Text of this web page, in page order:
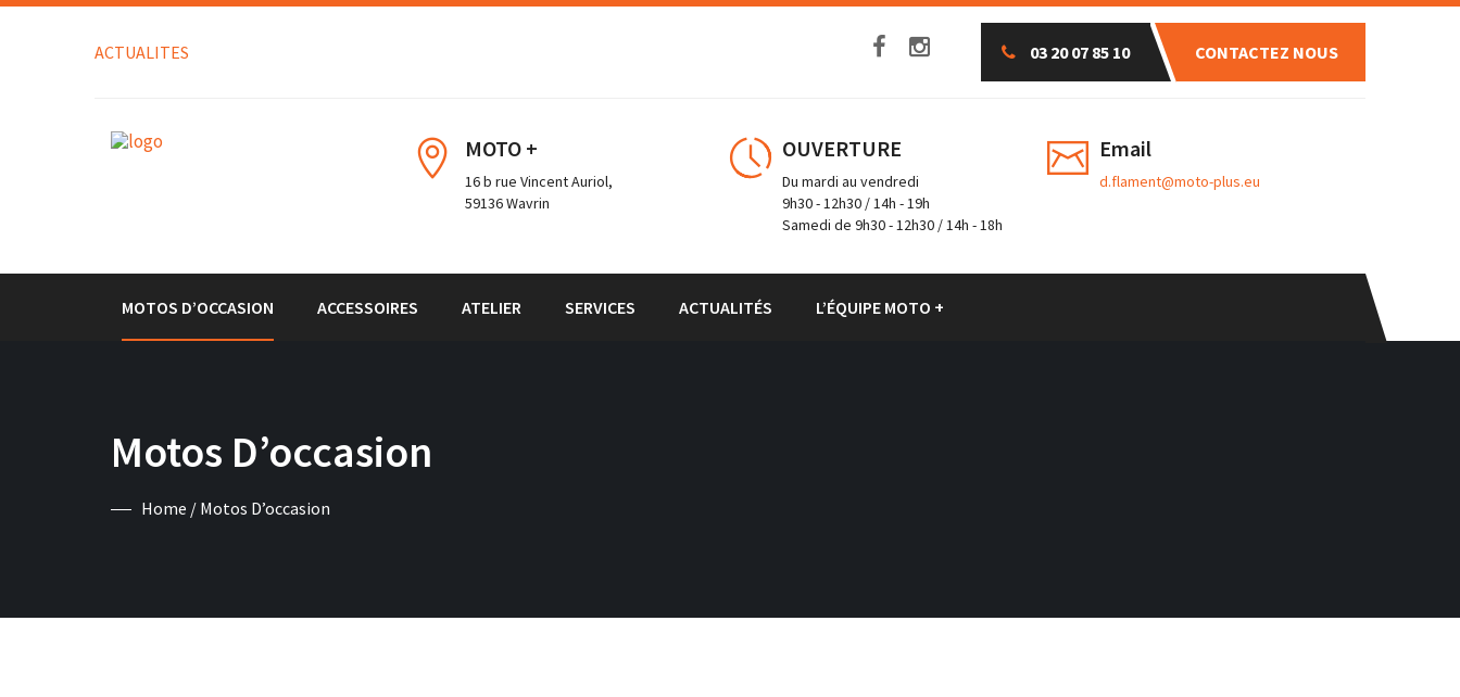
ACTUALITES 03 20 07 85 10 CONTACTEZ NOUS
MOTO +
16 b rue Vincent Auriol,
59136 Wavrin
OUVERTURE
Du mardi au vendredi
9h30 - 12h30 / 14h - 19h
Samedi de 9h30 - 12h30 / 14h - 18h
Email
d.flament@moto-plus.eu
MOTOS D’OCCASION ACCESSOIRES ATELIER SERVICES ACTUALITÉS L’ÉQUIPE MOTO +
Motos D’occasion
Home / Motos D’occasion